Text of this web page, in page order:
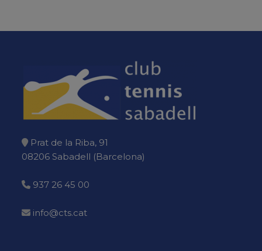
Prat de la Riba, 91
08206 Sabadell (Barcelona)
937 26 45 00
info@cts.cat